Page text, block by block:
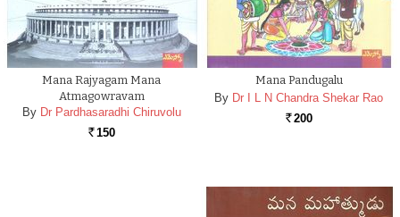
Mana Rajyagam Mana
Atmagowravam
By Dr Pardhasaradhi Chiruvolu
Rs. 150
Mana Pandugalu
By Dr I L N Chandra Shekar Rao
Rs. 200